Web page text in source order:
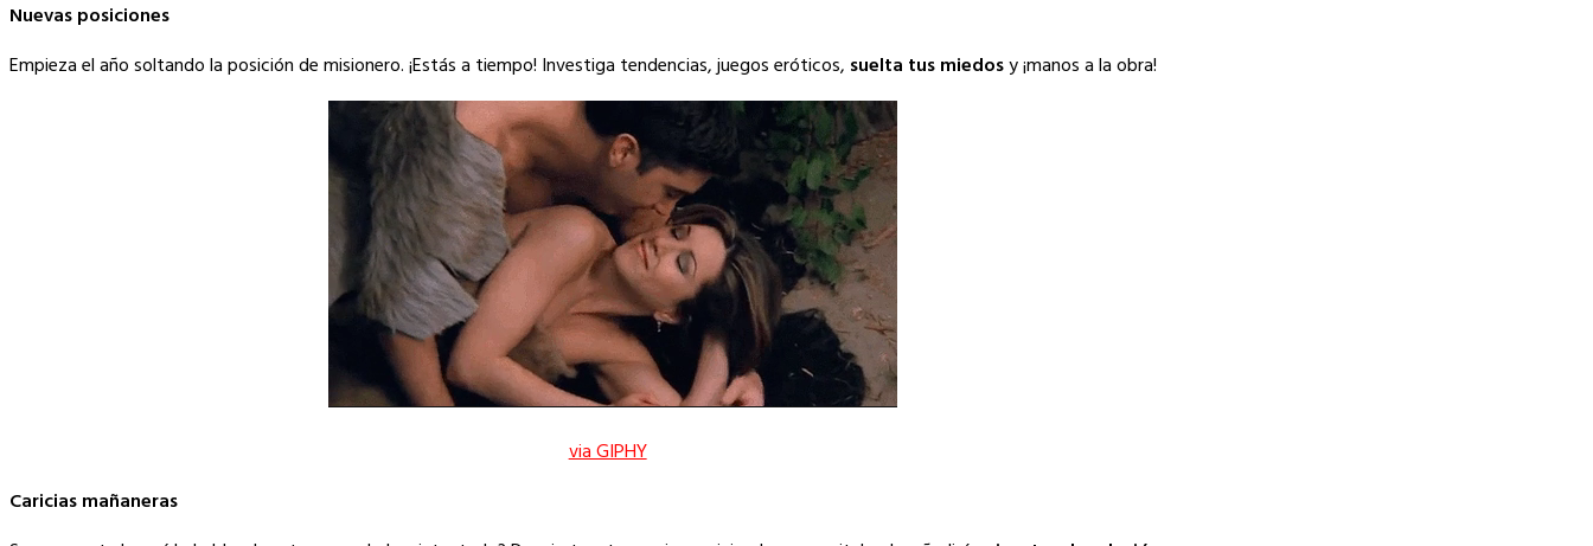
Nuevas posiciones
Empieza el año soltando la posición de misionero. ¡Estás a tiempo! Investiga tendencias, juegos eróticos, suelta tus miedosy ¡manos a la obra!
via GIPHY
Caricias mañaneras